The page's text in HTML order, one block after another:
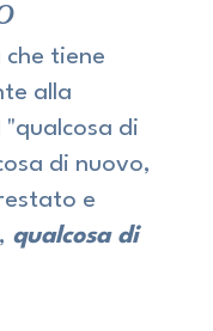
che tiene
alla
di
di nuovo,
e
qualcosa di